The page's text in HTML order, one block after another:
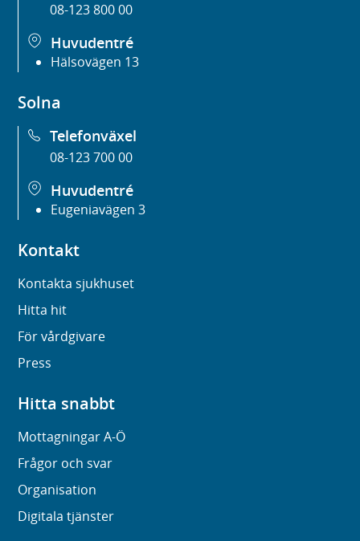
08-123 800 00
Huvudentré
Hälsovägen 13
Solna
Telefonväxel
08-123 700 00
Huvudentré
Eugeniavägen 3
Kontakt
Kontakta sjukhuset
Hitta hit
För vårdgivare
Press
Hitta snabbt
Mottagningar A-Ö
Frågor och svar
Organisation
Digitala tjänster